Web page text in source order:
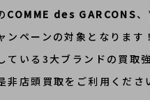
COMME des GARCONS、
ンペーンの対象となります
ている3大ブランドの買取
非店頭買取をご利用くださ